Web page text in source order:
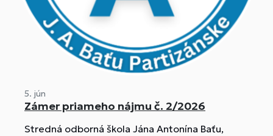
5. jún
Zámer priameho nájmu č. 2/2026
Stredná odborná škola Jána Antonína Baťu,